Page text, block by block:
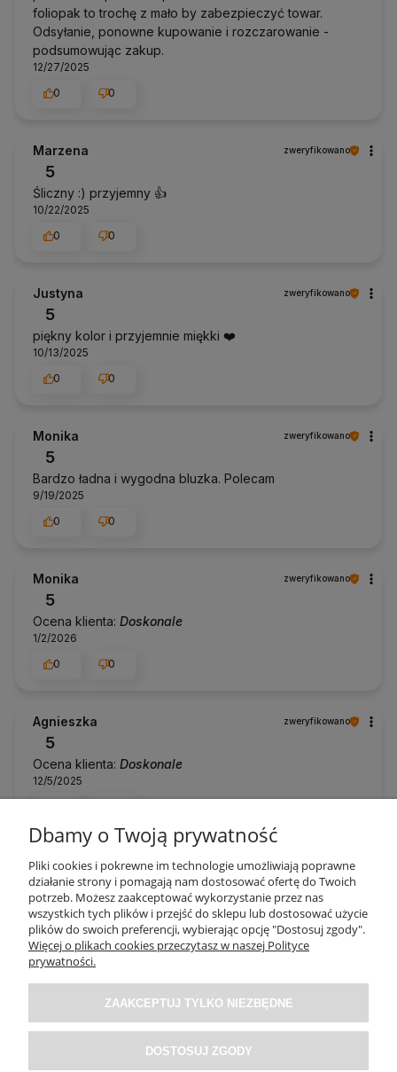
foliopak to trochę z mało by zabezpieczyć towar.
Odsyłanie, ponowne kupowanie i rozczarowanie -
podsumowując zakup.
12/27/2025
0
0
Marzena zweryfikowano
5
Śliczny :) przyjemny 👍️
10/22/2025
0
0
Justyna zweryfikowano
5
piękny kolor i przyjemnie miękki ❤️
10/13/2025
0
0
Monika zweryfikowano
5
Bardzo ładna i wygodna bluzka. Polecam
9/19/2025
0
0
Monika zweryfikowano
5
Ocena klienta: Doskonale
1/2/2026
0
0
Agnieszka zweryfikowano
5
Ocena klienta: Doskonale
12/5/2025
PRODUKTY Z TEJ STYLIZACJI
Okulary z niebieskimi soczewkami YT7775
Dbamy o Twoją prywatność
Pliki cookies i pokrewne im technologie umożliwiają poprawne
działanie strony i pomagają nam dostosować ofertę do Twoich
potrzeb. Możesz zaakceptować wykorzystanie przez nas
wszystkich tych plików i przejść do sklepu lub dostosować użycie
plików do swoich preferencji, wybierając opcję "Dostosuj zgody".
Więcej o plikach cookies przeczytasz w naszej Polityce
prywatności.
ZAAKCEPTUJ TYLKO NIEZBĘDNE
DOSTOSUJ ZGODY